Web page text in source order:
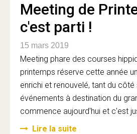
Meeting de
c'est parti !
15 mars 2019
Meeting phare des courses
printemps réserve cette année
enrichi et renouvelé, tant du
événements à destination du
commence aujourd'hui et c'est
Lire la suite